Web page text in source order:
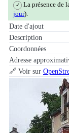
✓ La présence de
jour).
Date d'ajout
Description
Coordonnées
Adresse
🔗 Voir sur